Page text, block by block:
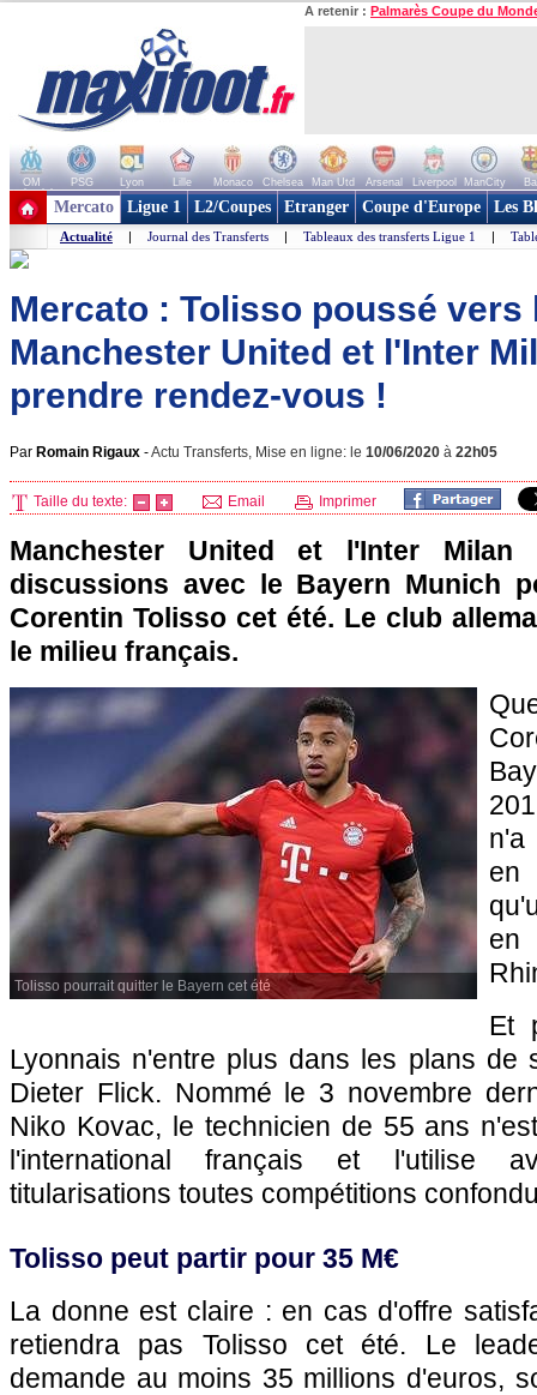
A retenir : Palmarès Coupe du
OM PSG Lyon Lille Monaco Chelsea Man Utd Arsenal Liverpool ManCity
+ de clubs
Mercato Ligue 1 L2/Coupes Etranger Coupe d'Europe Les
Actualité | Journal des Transferts | Tableaux des transferts Ligue 1 |
Mercato : Tolisso poussé vers
Manchester United et l'Inter
prendre rendez-vous !
Par Romain Rigaux -Actu Transferts, Mise en ligne: le 10/06/2020 à 22h05
Taille du texte: Email Imprimer
Manchester United et l'Inter Milan
discussions avec le Bayern Munich
Corentin Tolisso cet été. Le club
le milieu français.
Tolisso pourrait quitter le Bayern cet été
n'a
en
en
Et
Lyonnais n'entre plus dans les plans de
Dieter Flick. Nommé le 3 novembre
Niko Kovac, le technicien de 55 ans
l'international français et l'utilise
titularisations toutes compétitions
Tolisso peut partir pour 35 M€
La donne est claire : en cas d'offre
retiendra pas Tolisso cet été. Le
demande au moins 35 millions d'euros,